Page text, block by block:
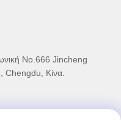
No.666 Jincheng
Chengdu, Κίνα.